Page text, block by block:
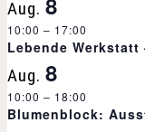
a
l
t
Aug.
10:00 – 17:00
Lebende
Aug. 8
10:00 – 18:00
Blumenblock: